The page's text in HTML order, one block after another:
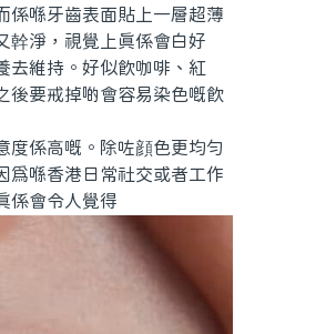
喺牙齒表面貼上一層超薄
幹淨，視覺上真係會白好
去維持。好似飲咖啡、紅
後要戒掉啲會容易染色嘅飲
係高嘅。除咗顔色更均勻
爲喺香港日常社交或者工作
係會令人覺得